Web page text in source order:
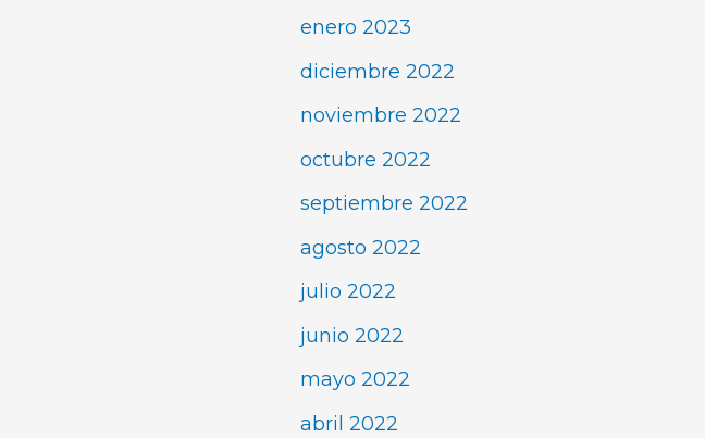
enero 2023
diciembre 2022
noviembre 2022
octubre 2022
septiembre 2022
agosto 2022
julio 2022
junio 2022
mayo 2022
abril 2022